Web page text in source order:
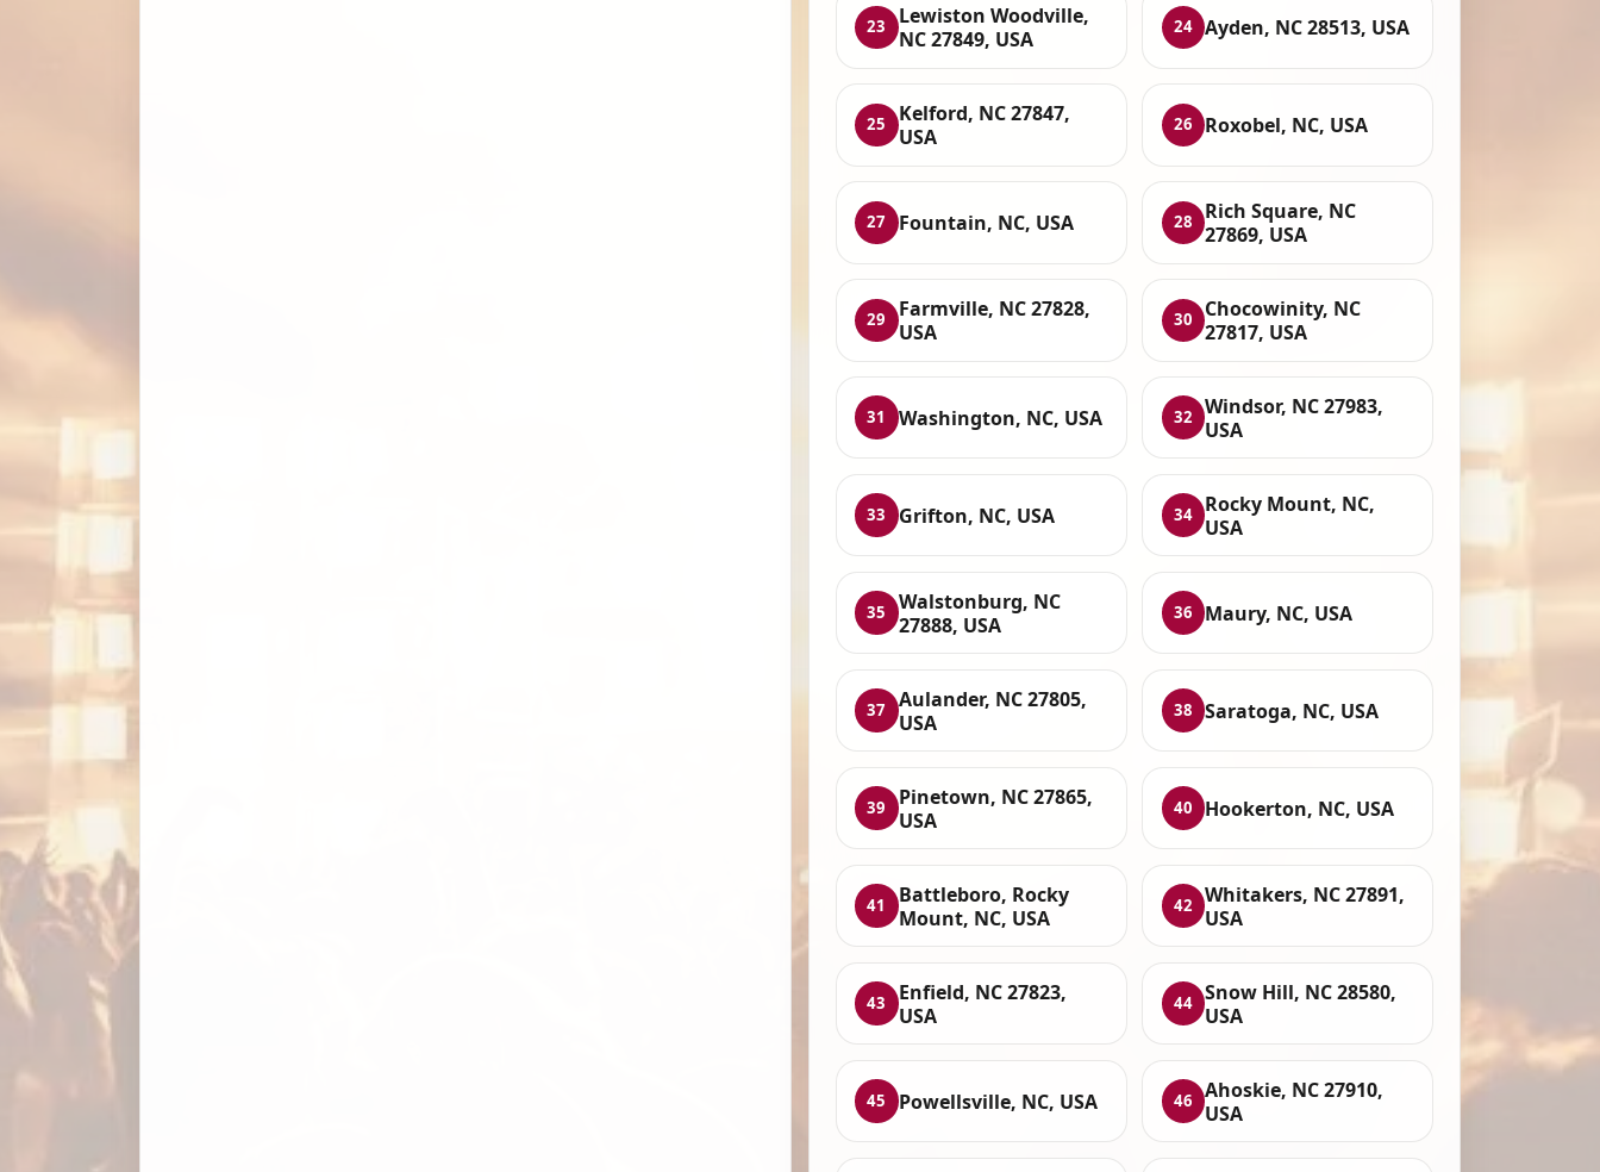
23
Lewiston Woodville,
NC 27849, USA
24 Ayden, NC 28513, USA
25
Kelford, NC 27847,
USA
26 Roxobel, NC, USA
27 Fountain, NC, USA 28
Rich Square, NC
27869, USA
29
Farmville, NC 27828,
USA
30
Chocowinity, NC
27817, USA
31 Washington, NC, USA 32
Windsor, NC 27983,
USA
33 Grifton, NC, USA 34
Rocky Mount, NC,
USA
35
Walstonburg, NC
27888, USA
36 Maury, NC, USA
37
Aulander, NC 27805,
USA
38 Saratoga, NC, USA
39
Pinetown, NC 27865,
USA
40 Hookerton, NC, USA
41
Battleboro, Rocky
Mount, NC, USA
42
Whitakers, NC 27891,
USA
43
Enfield, NC 27823,
USA
44 Snow Hill, NC 28580,
USA
45 Powellsville, NC, USA 46
Ahoskie, NC 27910,
USA